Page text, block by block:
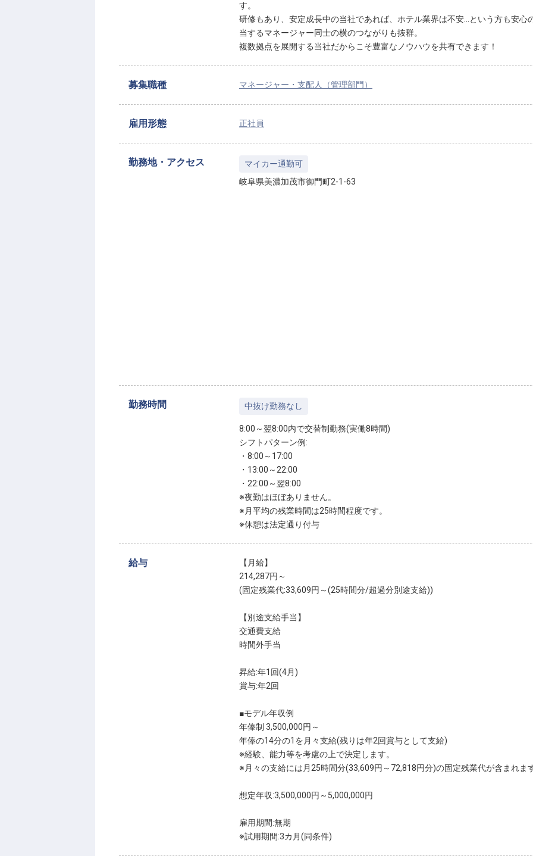
す。
研修もあり、安定成長中の当社であれば、ホテル業界は不安…という方も安心
当するマネージャー同士の横のつながりも抜群。
複数拠点を展開する当社だからこそ豊富なノウハウを共有できます！
募集職種 マネージャー・支配人（管理部門）
雇用形態 正社員
勤務地・アクセス
マイカー通勤可
岐阜県美濃加茂市御門町2-1-63
勤務時間 中抜け勤務なし
8:00～翌8:00内で交替制勤務(実働8時間)
シフトパターン例:
・8:00～17:00
・13:00～22:00
・22:00～翌8:00
※夜勤はほぼありません。
※月平均の残業時間は25時間程度です。
※休憩は法定通り付与
給与
【月給】
214,287円～
(固定残業代:33,609円～(25時間分/超過分別途支給))
【別途支給手当】
交通費支給
時間外手当
昇給:年1回(4月)
賞与:年2回
■モデル年収例
年俸制 3,500,000円～
年俸の14分の1を月々支給(残りは年2回賞与として支給)
※経験、能力等を考慮の上で決定します。
※月々の支給には月25時間分(33,609円～72,818円分)の固定残業代が含まれま
想定年収:3,500,000円～5,000,000円
雇用期間:無期
※試用期間:3カ月(同条件)